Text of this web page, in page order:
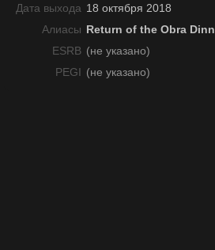
Дата выхода 18 октября 2018
Алиасы Return of the Obra Dinn
ESRB (не указано)
PEGI (не указано)